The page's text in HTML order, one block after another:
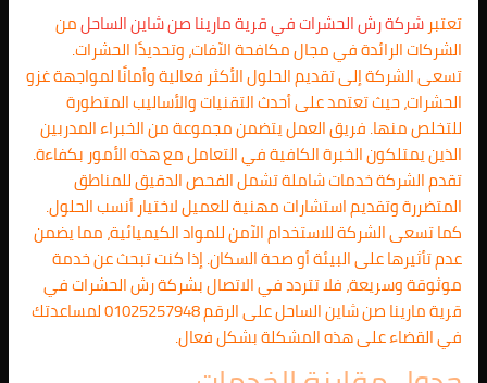
تعتبرشركة رش الحشرات في قرية مارينا صن شاين الساحلمن
الشركات الرائدة في مجال مكافحة الآفات، وتحديدًا الحشرات.
تسعى الشركة إلى تقديم الحلول الأكثر فعالية وأمانًا لمواجهة غزو
الحشرات، حيث تعتمد على أحدث التقنيات والأساليب المتطورة
للتخلص منها. فريق العمل يتضمن مجموعة من الخبراء المدربين
الذين يمتلكون الخبرة الكافية في التعامل مع هذه الأمور بكفاءة.
تقدم الشركة خدمات شاملة تشمل الفحص الدقيق للمناطق
المتضررة وتقديم استشارات مهنية للعميل لاختيار أنسب الحلول.
كما تسعى الشركة للاستخدام الآمن للمواد الكيميائية، مما يضمن
عدم تأثيرها على البيئة أو صحة السكان. إذا كنت تبحث عن خدمة
موثوقة وسريعة، فلا تتردد في الاتصال بشركة رش الحشرات في
قرية مارينا صن شاين الساحل على الرقم 01025257948 لمساعدتك
في القضاء على هذه المشكلة بشكل فعال.